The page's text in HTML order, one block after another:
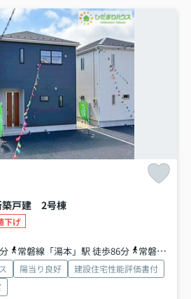
築戸建 2号棟
下げ
常磐線「湯本」駅 徒歩86分 常磐線「植田」駅 徒歩99分
陽当り良好
建設住宅性能評価書付